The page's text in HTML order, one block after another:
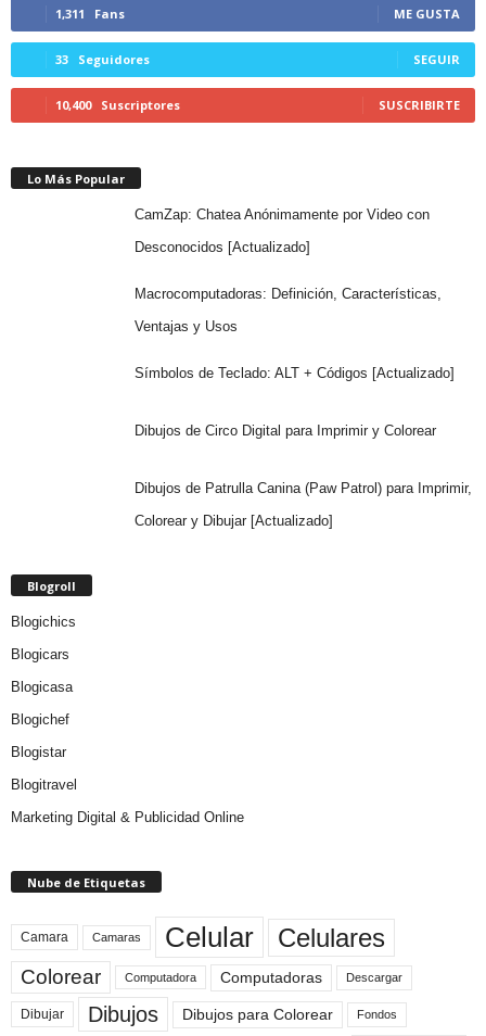
1,311 Fans ME GUSTA
33 Seguidores SEGUIR
10,400 Suscriptores SUSCRIBIRTE
Lo Más Popular
CamZap: Chatea Anónimamente por Video con
Desconocidos [Actualizado]
Macrocomputadoras: Definición, Características,
Ventajas y Usos
Símbolos de Teclado: ALT + Códigos [Actualizado]
Dibujos de Circo Digital para Imprimir y Colorear
Dibujos de Patrulla Canina (Paw Patrol) para Imprimir,
Colorear y Dibujar [Actualizado]
Blogroll
Blogichics
Blogicars
Blogicasa
Blogichef
Blogistar
Blogitravel
Marketing Digital & Publicidad Online
Nube de Etiquetas
Camara Camaras Celular Celulares
Colorear Computadora Computadoras Descargar
Dibujar Dibujos Dibujos para Colorear Fondos